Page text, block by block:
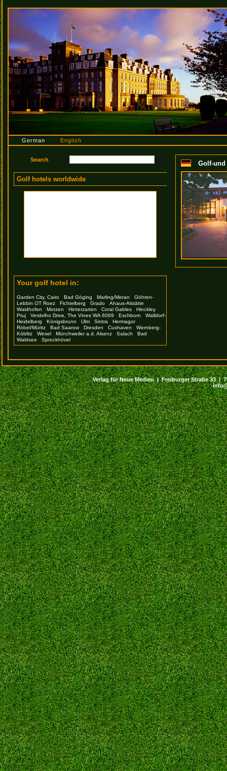
German English
Golf hotels worldwide
Your golf hotel in:
Garden City, Cairo Bad Göging Marling/Meran
Göhren-
Lebbin OT Roez
Fichtelberg Grado
Ahaus-Alstätte
Waidhofen
Motzen Hinterzarten Coral Gables
Hinckley
Ptuj
Verdelho Drive, The Vines WA 6069 Eschborn
Walldorf-
Heidelberg
Königsbrunn Ulm Sintra
Hermagor
Röbel/Müritz
Bad Saarow Dresden Cuxhaven
Wernberg-
Köblitz
Wesel Münchweiler a.d. Alsenz Salach
Bad
Waldsee
Sprockhövel
Golf-
Verlag für Neue Medien | Freiburger Straße 33 |